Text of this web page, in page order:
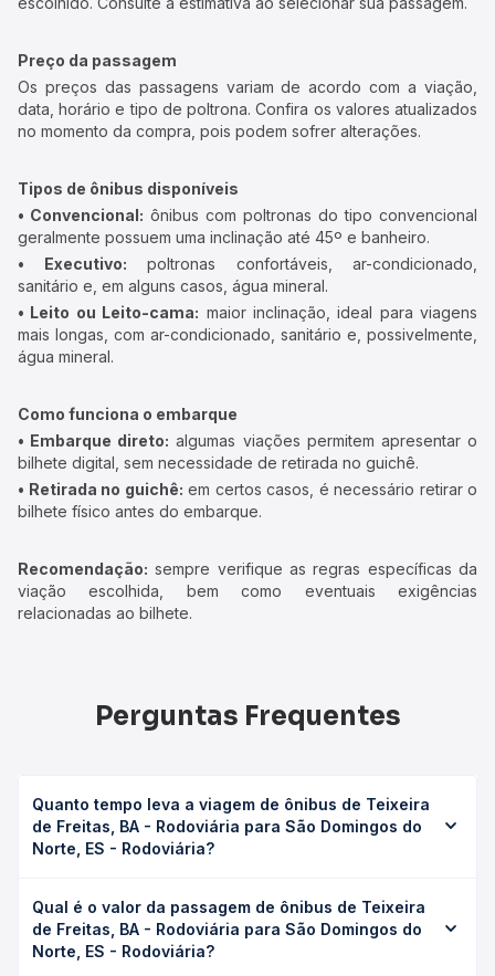
Preço da passagem
Os preços das passagens variam de acordo com a viação,
data, horário e tipo de poltrona. Confira os valores atualizados
no momento da compra, pois podem sofrer alterações.
Tipos de ônibus disponíveis
• Convencional: ônibus com poltronas do tipo convencional
geralmente possuem uma inclinação até 45º e banheiro.
• Executivo: poltronas confortáveis, ar-condicionado,
sanitário e, em alguns casos, água mineral.
• Leito ou Leito-cama: maior inclinação, ideal para viagens
mais longas, com ar-condicionado, sanitário e, possivelmente,
água mineral.
Como funciona o embarque
• Embarque direto: algumas viações permitem apresentar o
bilhete digital, sem necessidade de retirada no guichê.
• Retirada no guichê: em certos casos, é necessário retirar o
bilhete físico antes do embarque.
Recomendação: sempre verifique as regras específicas da
viação escolhida, bem como eventuais exigências
relacionadas ao bilhete.
Perguntas Frequentes
Quanto tempo leva a viagem de ônibus de Teixeira
de Freitas, BA - Rodoviária para São Domingos do
Norte, ES - Rodoviária?
Rodoviária para São Domingos do Norte, ES - Rodoviária
leva em média 6h 15min, podendo variar conforme a
viação, o tipo de serviço (convencional, executivo ou
Qual é o valor da passagem de ônibus de Teixeira
de Freitas, BA - Rodoviária para São Domingos do
Norte, ES - Rodoviária?